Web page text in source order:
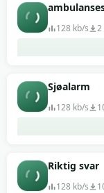
128 kb/s 2
Sjøalarm
128 kb/s
Riktig svar
128 kb/s